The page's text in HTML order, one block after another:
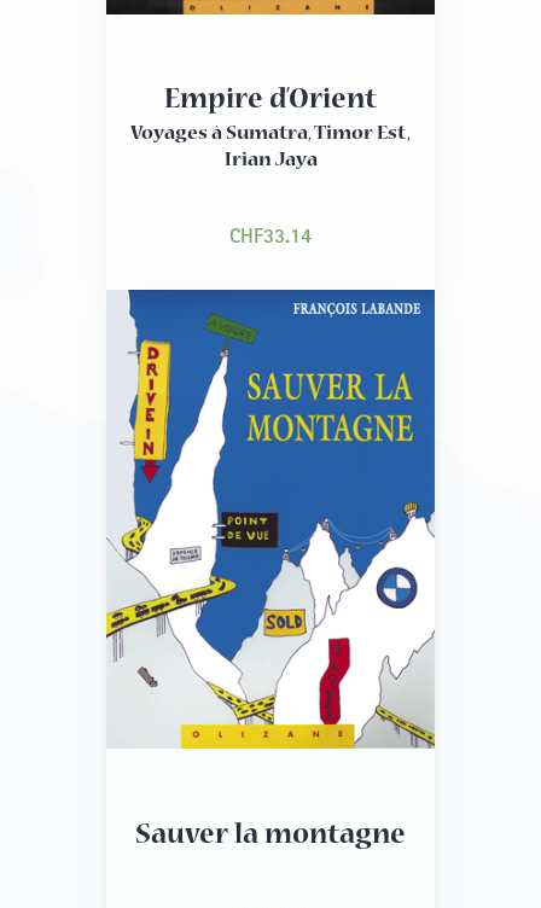
Empire d’Orient
Voyages à Sumatra, Timor Est,
Irian Jaya
CHF33.14
Sauver la montagne